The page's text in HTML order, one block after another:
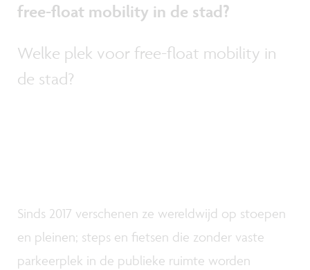
free-float mobility in de stad?
Welke plek voor free-float mobility in
de stad?
Sinds 2017 verschenen ze wereldwijd op stoepen
en pleinen; steps en fietsen die zonder vaste
parkeerplek in de publieke ruimte worden